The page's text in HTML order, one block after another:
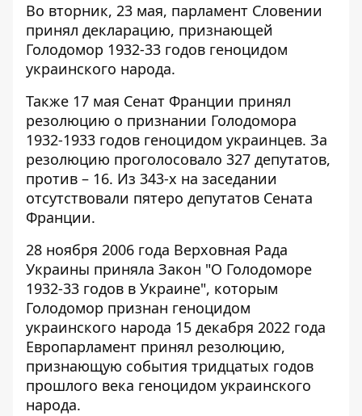
Во вторник, 23 мая, парламент Словении
принял декларацию, признающей
Голодомор 1932-33 годов геноцидом
украинского народа.
Также 17 мая Сенат Франции принял
резолюцию о признании Голодомора
1932-1933 годов геноцидом украинцев. За
резолюцию проголосовало 327 депутатов,
против – 16. Из 343-х на заседании
отсутствовали пятеро депутатов Сената
Франции.
28 ноября 2006 года Верховная Рада
Украины приняла Закон "О Голодоморе
1932-33 годов в Украине", которым
Голодомор признан геноцидом
украинского народа 15 декабря 2022 года
Европарламент принял резолюцию,
признающую события тридцатых годов
прошлого века геноцидом украинского
народа.